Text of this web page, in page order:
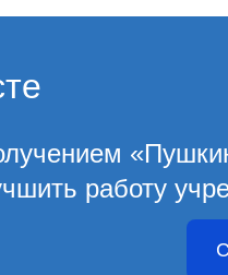
работу